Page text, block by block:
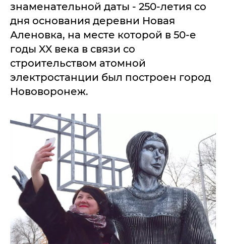
знаменательной даты - 250-летия со
дня основания деревни Новая
Аленовка, на месте которой в 50-е
годы XX века в связи со
строительством атомной
электростанции был построен город
Нововоронеж.